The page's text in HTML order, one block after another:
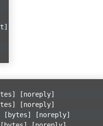
[noreply]
[noreply]
[bytes] [noreply]